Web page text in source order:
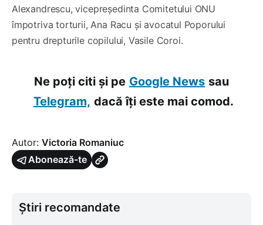
Alexandrescu, vicepreședinta Comitetului ONU
împotriva torturii, Ana Racu și avocatul Poporului
pentru drepturile copilului, Vasile Coroi.
Ne poți citi și pe Google News sau
Telegram, dacă îți este mai comod.
Autor: Victoria Romaniuc
Abonează-te
Știri recomandate